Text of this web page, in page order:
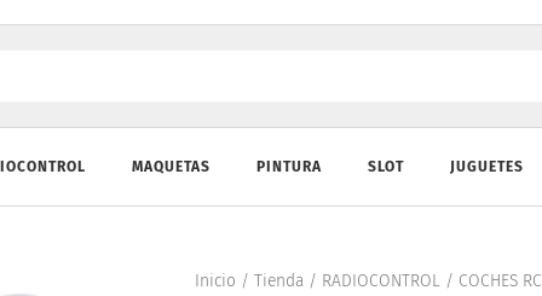
MAQUETAS PINTURA SLOT JUGUETES
Inicio / Tienda/ RADIOCONTROL/ COCHES RC